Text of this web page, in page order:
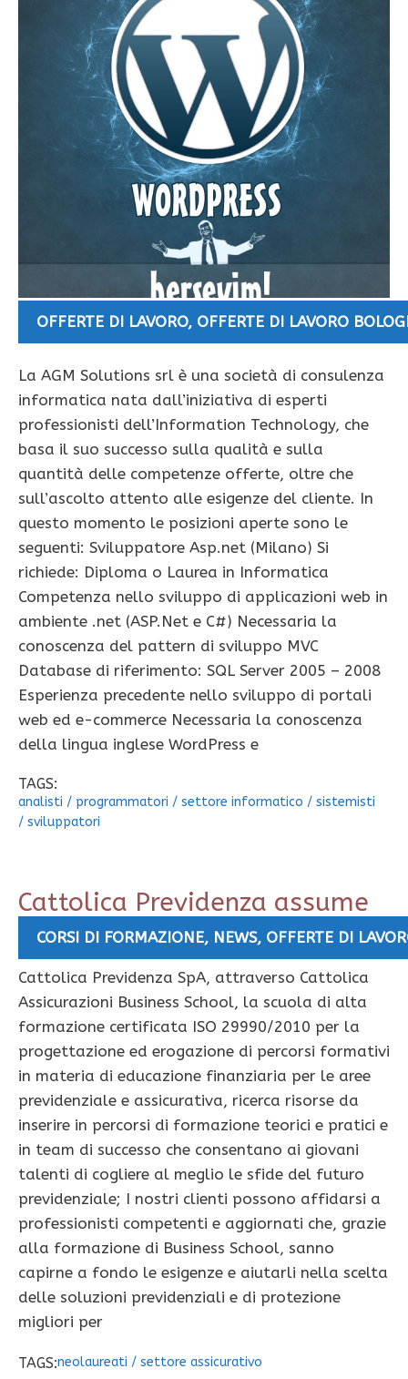
OFFERTE DI LAVORO, OFFERTE DI LAVORO
La AGM Solutions srl è una società di consulenza
informatica nata dall’iniziativa di esperti
professionisti dell’Information Technology, che
basa il suo successo sulla qualità e sulla
quantità delle competenze offerte, oltre che
sull’ascolto attento alle esigenze del cliente. In
questo momento le posizioni aperte sono le
seguenti: Sviluppatore Asp.net (Milano) Si
richiede: Diploma o Laurea in Informatica
Competenza nello sviluppo di applicazioni web in
ambiente .net (ASP.Net e C#) Necessaria la
conoscenza del pattern di sviluppo MVC
Database di riferimento: SQL Server 2005 – 2008
Esperienza precedente nello sviluppo di portali
web ed e-commerce Necessaria la conoscenza
della lingua inglese WordPress e
TAGS:
analisti / programmatori / settore informatico / sistemisti
/ sviluppatori
Cattolica Previdenza assume
neolaureati e Sub Agenti
CORSI DI FORMAZIONE, NEWS, OFFERTE DI
Cattolica Previdenza SpA, attraverso Cattolica
Assicurazioni Business School, la scuola di alta
formazione certificata ISO 29990/2010 per la
progettazione ed erogazione di percorsi formativi
in materia di educazione finanziaria per le aree
previdenziale e assicurativa, ricerca risorse da
inserire in percorsi di formazione teorici e pratici e
in team di successo che consentano ai giovani
talenti di cogliere al meglio le sfide del futuro
previdenziale; I nostri clienti possono affidarsi a
professionisti competenti e aggiornati che, grazie
alla formazione di Business School, sanno
capirne a fondo le esigenze e aiutarli nella scelta
delle soluzioni previdenziali e di protezione
migliori per
TAGS:neolaureati / settore assicurativo